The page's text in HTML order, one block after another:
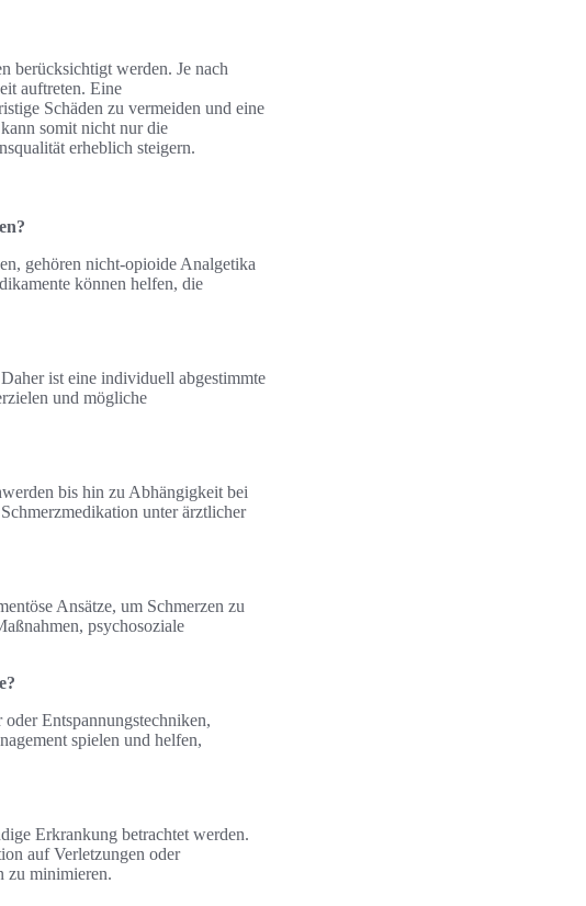
berücksichtigt werden. Je nach
auftreten. Eine
Schäden zu vermeiden und eine
kann somit nicht nur die
erheblich steigern.
gehören nicht-opioide Analgetika
können helfen, die
ist eine individuell abgestimmte
und mögliche
bis hin zu Abhängigkeit bei
unter ärztlicher
Ansätze, um Schmerzen zu
psychosoziale
Entspannungstechniken,
spielen und helfen,
Erkrankung betrachtet werden.
auf Verletzungen oder
zu minimieren.